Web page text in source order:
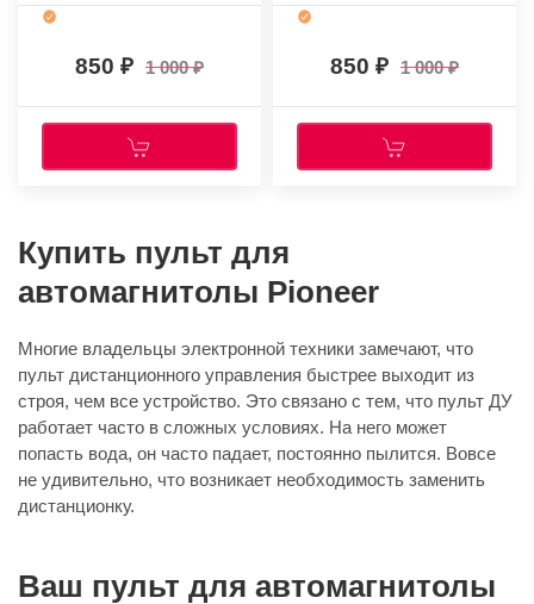
850 1 000 850 1 000
Купить пульт для
автомагнитолы Pioneer
Многие владельцы электронной техники замечают, что
пульт дистанционного управления быстрее выходит из
строя, чем все устройство. Это связано с тем, что пульт ДУ
работает часто в сложных условиях. На него может
попасть вода, он часто падает, постоянно пылится. Вовсе
не удивительно, что возникает необходимость заменить
дистанционку.
Ваш пульт для автомагнитолы